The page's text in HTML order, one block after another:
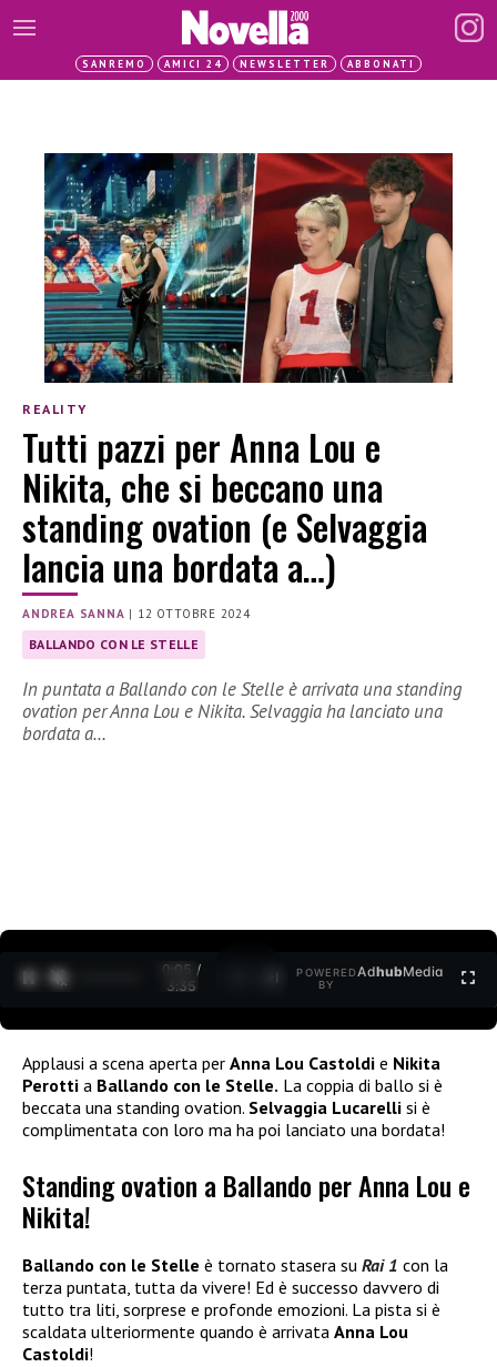
SANREMO AMICI 24 NEWSLETTER ABBONATI
REALITY
Tutti pazzi per Anna Lou e
Nikita, che si beccano una
standing ovation (e Selvaggia
lancia una bordata a…)
ANDREA SANNA | 12 OTTOBRE 2024
BALLANDO CON LE STELLE
In puntata a Ballando con le Stelle è arrivata una standing
ovation per Anna Lou e Nikita. Selvaggia ha lanciato una
bordata a…
0:07 /
3:35
POWERED
BY
AdhubMedia
Applausi a scena aperta per Anna Lou Castoldi e Nikita
Perotti a Ballando con le Stelle. La coppia di ballo si è
beccata una standing ovation. Selvaggia Lucarelli si è
complimentata con loro ma ha poi lanciato una bordata!
Standing ovation a Ballando per Anna Lou e
Nikita!
Ballando con le Stelle è tornato stasera su Rai 1 con la
terza puntata, tutta da vivere! Ed è successo davvero di
tutto tra liti, sorprese e profonde emozioni. La pista si è
scaldata ulteriormente quando è arrivata Anna Lou
Castoldi!